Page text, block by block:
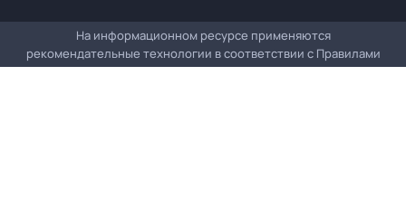
На информационном ресурсе применяются
рекомендательные технологии в соответствии с Правилами